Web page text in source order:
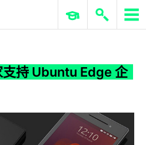
家支持 Ubuntu Edge 企業
ERP 與商業 AI
持 Ubuntu Edge 企